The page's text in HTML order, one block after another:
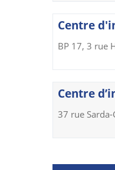
Centre
BP 17, 3 rue
Centre
37 rue